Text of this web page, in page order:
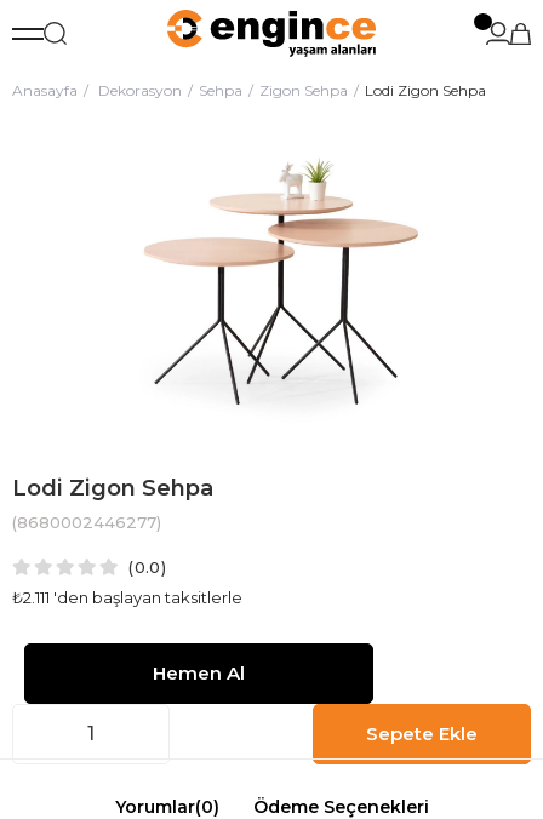
Anasayfa Dekorasyon Sehpa Zigon Sehpa Lodi Zigon Sehpa
Lodi Zigon Sehpa
(8680002446277)
0.0
₺2.111 'den başlayan taksitlerle
Yorumlar(0) Ödeme Seçenekleri